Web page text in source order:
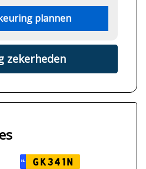
plannen
zekerheden
NL GK341N